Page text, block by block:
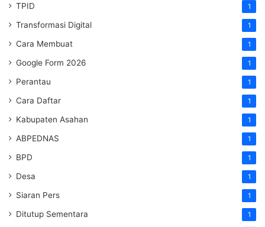
TPID 1
Transformasi Digital 1
Cara Membuat 1
Google Form 2026 1
Perantau 1
Cara Daftar 1
Kabupaten Asahan 1
ABPEDNAS 1
BPD 1
Desa 1
Siaran Pers 1
Ditutup Sementara 1